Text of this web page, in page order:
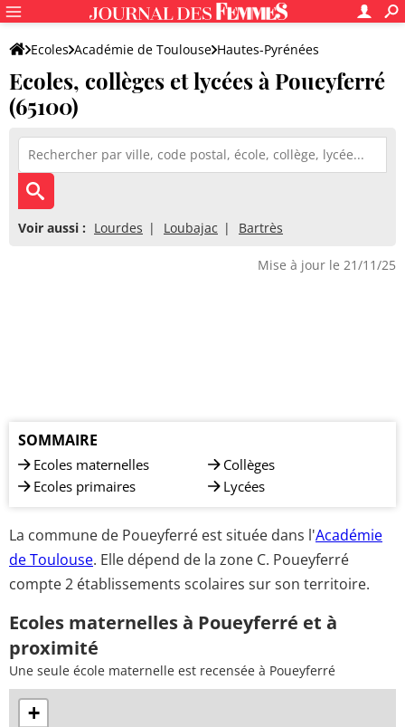
Ecoles Académie de Toulouse Hautes-Pyrénées
Ecoles, collèges et lycées à Poueyferré
(65100)
Voir aussi : Lourdes Loubajac Bartrès
Mise à jour le 21/11/25
SOMMAIRE
Ecoles maternelles
Ecoles primaires
Collèges
Lycées
La commune de Poueyferré est située dans l'Académie
de Toulouse. Elle dépend de la zone C. Poueyferré
compte 2 établissements scolaires sur son territoire.
Ecoles maternelles à Poueyferré et à
proximité
Une seule école maternelle est recensée à Poueyferré
+